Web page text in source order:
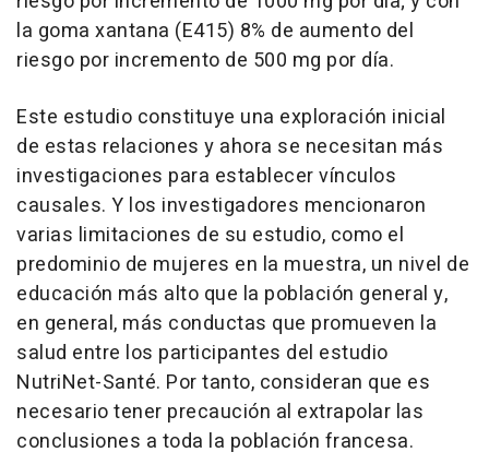
la goma xantana (E415) 8% de aumento del
riesgo por incremento de 500 mg por día.
Este estudio constituye una exploración inicial
de estas relaciones y ahora se necesitan más
investigaciones para establecer vínculos
causales. Y los investigadores mencionaron
varias limitaciones de su estudio, como el
predominio de mujeres en la muestra, un nivel de
educación más alto que la población general y,
en general, más conductas que promueven la
salud entre los participantes del estudio
NutriNet-Santé. Por tanto, consideran que es
necesario tener precaución al extrapolar las
conclusiones a toda la población francesa.